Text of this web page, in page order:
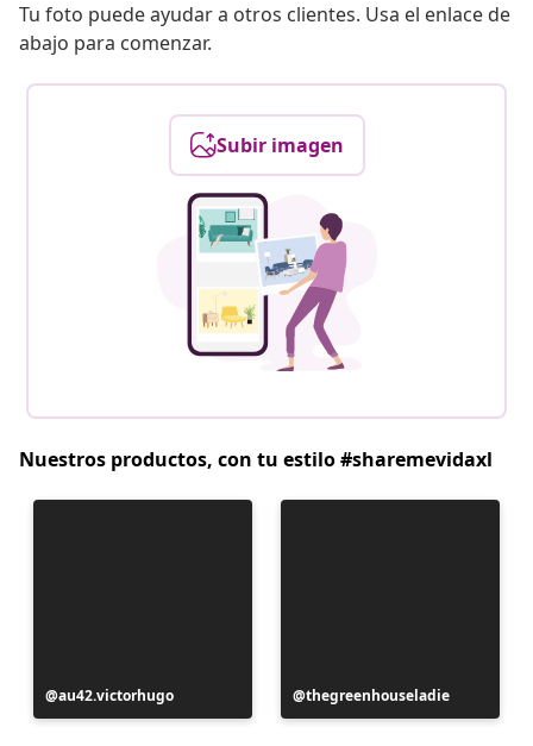
Tu foto puede ayudar a otros clientes. Usa el enlace de
abajo para comenzar.
Subir imagen
Nuestros productos, con tu estilo #sharemevidaxl
Publicación
realizada
au42.victorhugo
Publicación
realizada
thegreenhouseladie